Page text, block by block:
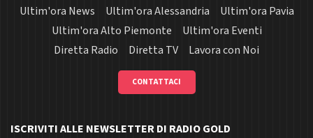
Ultim'ora News
Ultim'ora Alessandria
Ultim'ora Pavia
Ultim'ora Alto Piemonte
Ultim'ora Eventi
Diretta Radio
Diretta TV Lavora con Noi
CONTATTACI
ISCRIVITI ALLE NEWSLETTER DI RADIO GOLD